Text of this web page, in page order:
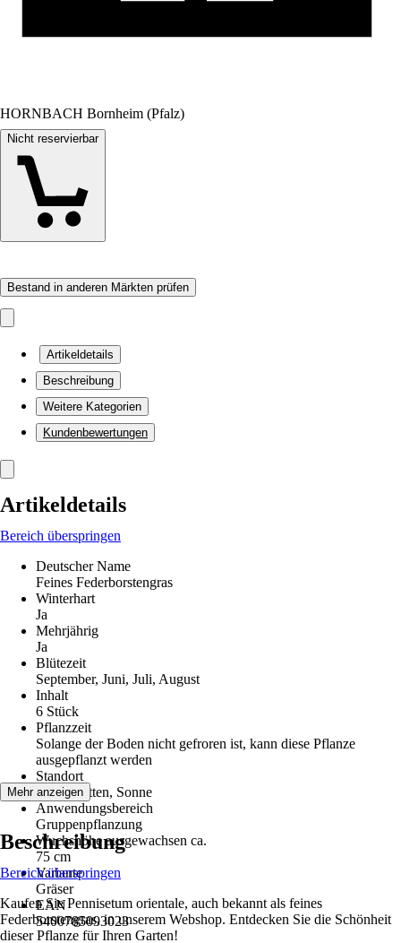
HORNBACH Bornheim (Pfalz)
Nicht reservierbar
Bestand in anderen Märkten prüfen
Artikeldetails
Beschreibung
Weitere Kategorien
Kundenbewertungen
Artikeldetails
Bereich überspringen
Deutscher Name
Feines Federborstengras
Winterhart
Ja
Mehrjährig
Ja
Blütezeit
September, Juni, Juli, August
Inhalt
6 Stück
Pflanzzeit
Solange der Boden nicht gefroren ist, kann diese Pflanze
ausgepflanzt werden
Standort
Halbschatten, Sonne
Anwendungsbereich
Gruppenpflanzung
Wuchshöhe ausgewachsen ca.
75 cm
Variante
Gräser
EAN
5400785093023
Mehr anzeigen
Beschreibung
Bereich überspringen
Kaufen Sie Pennisetum orientale, auch bekannt als feines
Federborstengras, in unserem Webshop. Entdecken Sie die Schönheit
dieser Pflanze für Ihren Garten!